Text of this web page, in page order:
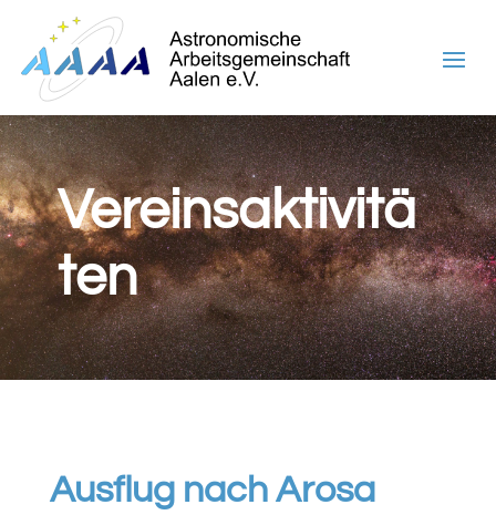
Vereinsaktivitä
ten
Ausflug nach Arosa